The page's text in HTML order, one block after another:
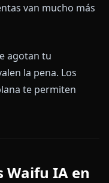
van mucho más
agotan tu
la pena. Los
te permiten
Waifu IA en